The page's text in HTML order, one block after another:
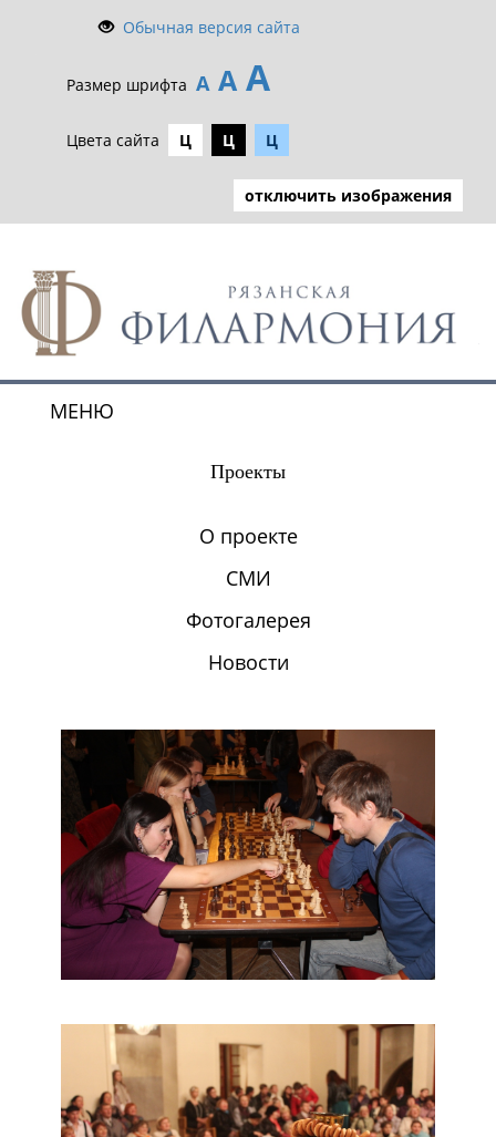
Обычная версия сайта
Размер шрифта А А А
Цвета сайта Ц Ц Ц
отключить изображения
МЕНЮ
Проекты
О проекте
СМИ
Фотогалерея
Новости